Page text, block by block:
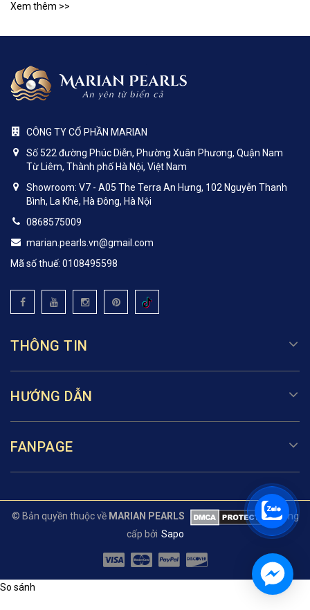
Xem thêm >>
CÔNG TY CỔ PHẦN MARIAN
Số 522 đường Phúc Diễn, Phường Xuân Phương, Quận Nam
Từ Liêm, Thành phố Hà Nội, Việt Nam
Showroom: V7 - A05 The Terra An Hưng, 102 Nguyễn Thanh
Bình, La Khê, Hà Đông, Hà Nội
0868575009
marian.pearls.vn@gmail.com
Mã số thuế: 0108495598
THÔNG TIN
HƯỚNG DẪN
FANPAGE
© Bản quyền thuộc về MARIAN PEARLS
Cung
cấp bởi Sapo
So sánh